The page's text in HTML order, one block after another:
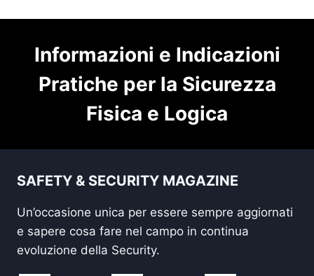
Informazioni e Indicazioni
Pratiche per la Sicurezza
Fisica e Logica
SAFETY & SECURITY MAGAZINE
Un’occasione unica per essere sempre aggiornati
e sapere cosa fare nel campo in continua
evoluzione della Security.